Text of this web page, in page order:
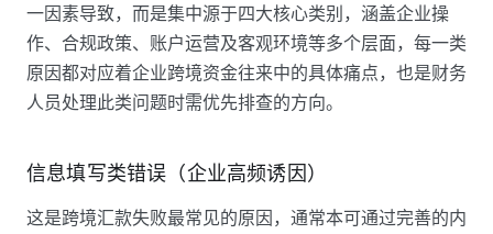
一因素导致，而是集中源于四大核心类别，涵盖企业操
作、合规政策、账户运营及客观环境等多个层面，每一类
原因都对应着企业跨境资金往来中的具体痛点，也是财务
人员处理此类问题时需优先排查的方向。
信息填写类错误（企业高频诱因）
这是跨境汇款失败最常见的原因，通常本可通过完善的内